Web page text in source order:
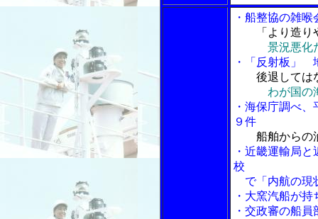
・船整協の雑
「より造
景況悪化
・「反射板」
後退しては
わが国の
・海保庁調べ
９件
船舶からの
・近畿運輸局
校
で「内航の現
・大窯汽船が
・交政審の船